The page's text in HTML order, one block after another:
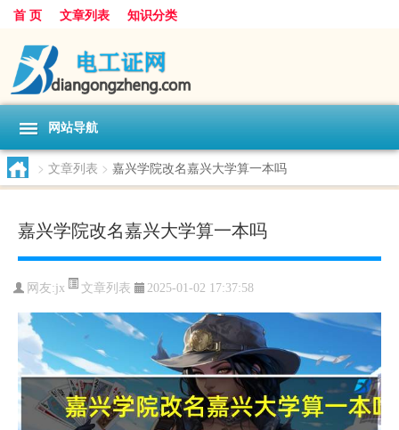
首 页 文章列表 知识分类
网站导航
> 文章列表 > 嘉兴学院改名嘉兴大学算一本吗
嘉兴学院改名嘉兴大学算一本吗
网友:jx 文章列表 2025-01-02 17:37:58